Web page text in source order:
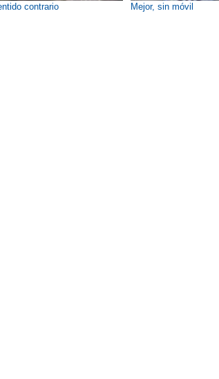
contrario Mejor, sin móvil